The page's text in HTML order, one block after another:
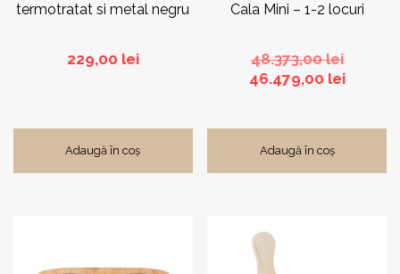
termotratat si metal negru
229,00 lei
Adaugă în coș
Cala Mini – 1-2 locuri
48.373,00leiPrețul
inițial
46.479,00 leiPrețul
Adaugă în coș